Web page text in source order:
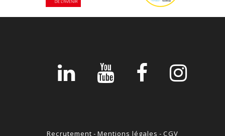
Recrutement Mentions légales CGV